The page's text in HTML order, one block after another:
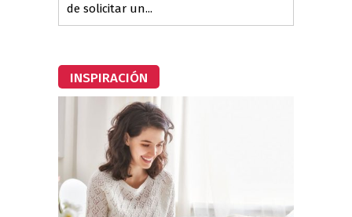
de solicitar un...
INSPIRACIÓN